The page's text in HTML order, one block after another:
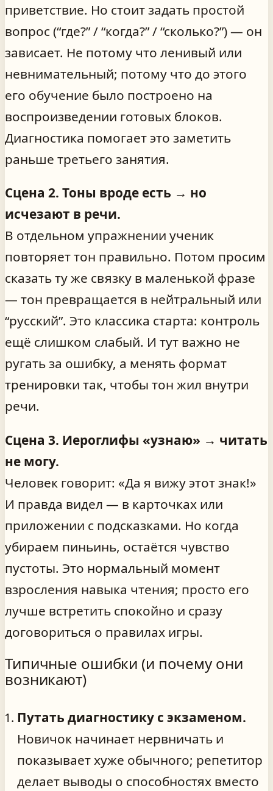
приветствие. Но стоит задать простой
вопрос (“где?” / “когда?” / “сколько?”) — он
зависает. Не потому что ленивый или
невнимательный; потому что до этого
его обучение было построено на
воспроизведении готовых блоков.
Диагностика помогает это заметить
раньше третьего занятия.
Сцена 2. Тоны вроде есть → но
исчезают в речи.
В отдельном упражнении ученик
повторяет тон правильно. Потом просим
сказать ту же связку в маленькой фразе
— тон превращается в нейтральный или
“русский”. Это классика старта: контроль
ещё слишком слабый. И тут важно не
ругать за ошибку, а менять формат
тренировки так, чтобы тон жил внутри
речи.
Сцена 3. Иероглифы «узнаю» → читать
не могу.
Человек говорит: «Да я вижу этот знак!»
И правда видел — в карточках или
приложении с подсказками. Но когда
убираем пиньинь, остаётся чувство
пустоты. Это нормальный момент
взросления навыка чтения; просто его
лучше встретить спокойно и сразу
договориться о правилах игры.
Типичные ошибки (и почему они
возникают)
Путать диагностику с экзаменом.
Новичок начинает нервничать и
показывает хуже обычного; репетитор
делает выводы о способностях вместо